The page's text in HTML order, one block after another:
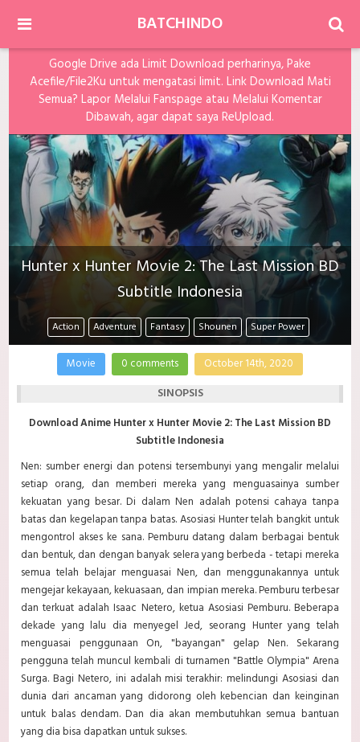
BATCHINDO
Google Drive ada Limit Download perharinya, Pake
Acefile/File2Ku untuk mengatasi limit. Link Download Mati
Semua? Lapor Melalui Fanspage atau Melalui Komentar
Dibawah, agar dapat saya ReUpload.
Hunter x Hunter Movie 2: The Last Mission BD
Subtitle Indonesia
Action Adventure Fantasy Shounen Super Power
Movie 0 comments October 14th, 2020
SINOPSIS
Download Anime Hunter x Hunter Movie 2: The Last Mission BD
Subtitle Indonesia
Nen: sumber energi dan potensi tersembunyi yang mengalir melalui
setiap orang, dan memberi mereka yang menguasainya sumber
kekuatan yang besar. Di dalam Nen adalah potensi cahaya tanpa
batas dan kegelapan tanpa batas. Asosiasi Hunter telah bangkit untuk
mengontrol akses ke sana. Pemburu datang dalam berbagai bentuk
dan bentuk, dan dengan banyak selera yang berbeda - tetapi mereka
semua telah belajar menguasai Nen, dan menggunakannya untuk
mengejar kekayaan, kekuasaan, dan impian mereka. Pemburu terbesar
dan terkuat adalah Isaac Netero, ketua Asosiasi Pemburu. Beberapa
dekade yang lalu dia menyegel Jed, seorang Hunter yang telah
menguasai penggunaan On, "bayangan" gelap Nen. Sekarang
pengguna telah muncul kembali di turnamen "Battle Olympia" Arena
Surga. Bagi Netero, ini adalah misi terakhir: melindungi Asosiasi dan
dunia dari ancaman yang didorong oleh kebencian dan keinginan
untuk balas dendam. Dan dia akan membutuhkan semua bantuan
yang dia bisa dapatkan untuk sukses.